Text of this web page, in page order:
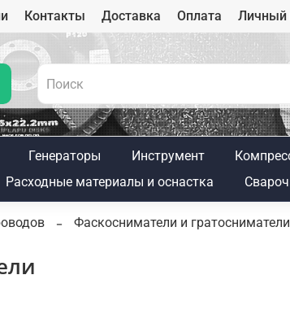
Контакты Доставка Оплата Личный
Генераторы Инструмент
Расходные материалы и оснастка
Фаскосниматели и гратосниматели